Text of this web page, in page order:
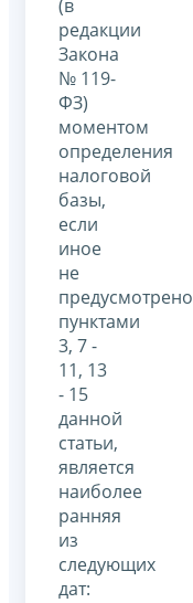
(в
редакции
Закона
№ 119-
ФЗ)
моментом
определения
налоговой
базы,
если
иное
не
предусмотрено
пунктами
3, 7 -
11, 13
- 15
данной
статьи,
является
наиболее
ранняя
из
следующих
дат: